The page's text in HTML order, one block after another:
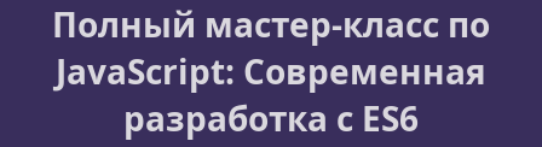
Полный мастер-класс по
JavaScript: Современная
разработка с ES6